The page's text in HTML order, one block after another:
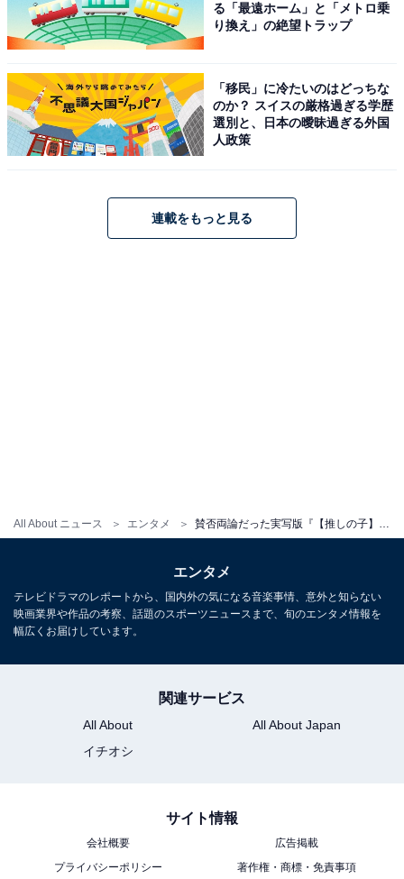
All About ニュース エンタメ
— 【推しの子】ドラマ&映画公式 (@oshinoko_lapj)
July 30, 2024
吾郎ですが、妊娠したアイの担当医で、漫画、アニメ版
では初期から正体が明かされますが主人公・アクアに転
生する人物。しかし、今回の実写版ではなかなか出番が
つかんだ演技は見事なもの。吾郎もカミキと同じように
映画版で大活躍する予定ですが、2人の名優が登場した
は、ガッカリさせる作品が多くありました。『【推しの
事にドラマから映画へつなげることに成功。この鮮やか
な脚本と演出を見るだけでも、ドラマ版を全話見る価値
があると思います。
る「最遠ホーム」と「メトロ乗
り換え」の絶望トラップ
「移民」に冷たいのはどっちな
のか？ スイスの厳格過ぎる学歴
選別と、日本の曖昧過ぎる外国
人政策
連載をもっと見る
エンタメ
テレビドラマのレポートから、国内外の気になる音楽事情、意外と知らない
映画業界や作品の考察、話題のスポーツニュースまで、旬のエンタメ情報を
幅広くお届けしています。
関連サービス
All About
All About Japan
イチオシ
サイト情報
会社概要
広告掲載
プライバシーポリシー
著作権・商標・免責事項